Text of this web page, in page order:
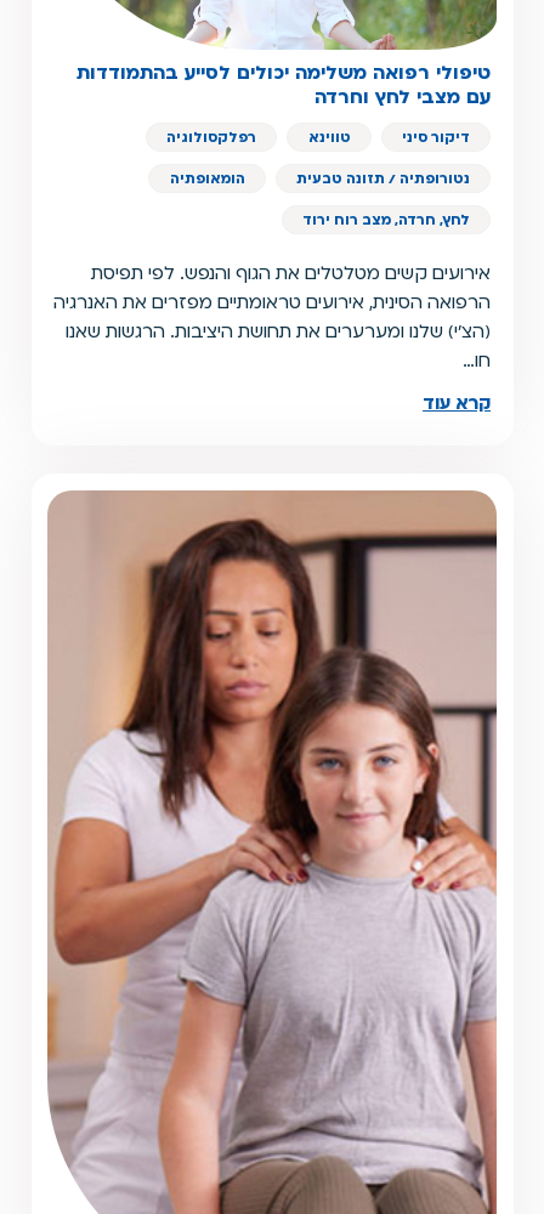
טיפולי רפואה משלימה יכולים לסייע בהתמודדות
עם מצבי לחץ וחרדה
דיקור סיני טווינא רפלקסולוגיה
נטורופתיה / תזונה טבעית הומאופתיה
לחץ, חרדה, מצב רוח ירוד
אירועים קשים מטלטלים את הגוף והנפש. לפי תפיסת
הרפואה הסינית, אירועים טראומתיים מפזרים את האנרגיה
(הצ'י) שלנו ומערערים את תחושת היציבות. הרגשות שאנו
חו…
קרא עוד